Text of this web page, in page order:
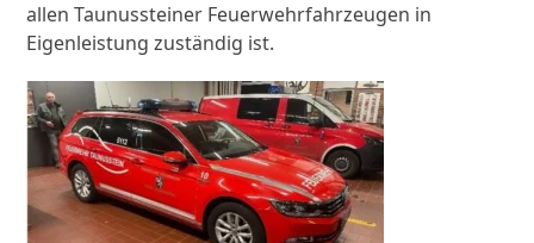
allen Taunussteiner Feuerwehrfahrzeugen in
Eigenleistung zuständig ist.